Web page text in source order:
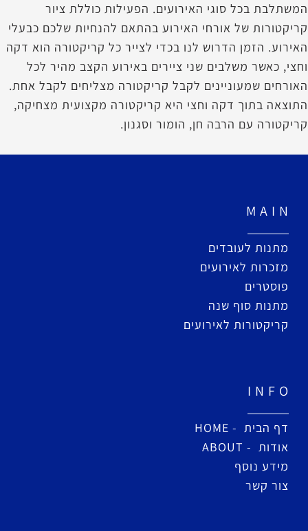
המשתלבת בכל סוגי האירועים. הפעילות כוללת ציור
קריקטורות של אורחי האירוע בהתאם להנחיות שלכם כבעלי
האירוע. הזמן הדרוש לנו בכדי לצייר כל קריקטורה הוא דקה
וחצי, כאשר משלבים שני ציירים באירוע הקצב מהיר לכל
האורחים שמעוניינים לקבל קריקטורה מצליחים לקבל אחת.
התוצאה בתוך דקה וחצי היא קריקטורה מקצועית מצחיקה,
קריקטורה עם הרבה חן, הומור וסגנון.
M A I N
מתנות לעובדים
מזכרות לאירועים
פוסטרים
מתנות סוף שנה
קריקטורות לאירועים
I N F O
דף הבית - HOME
אודות - ABOUT
מידע נוסף
צור קשר